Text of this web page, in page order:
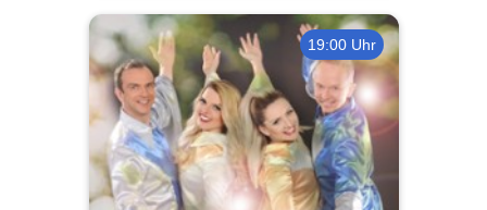
19:00 Uhr